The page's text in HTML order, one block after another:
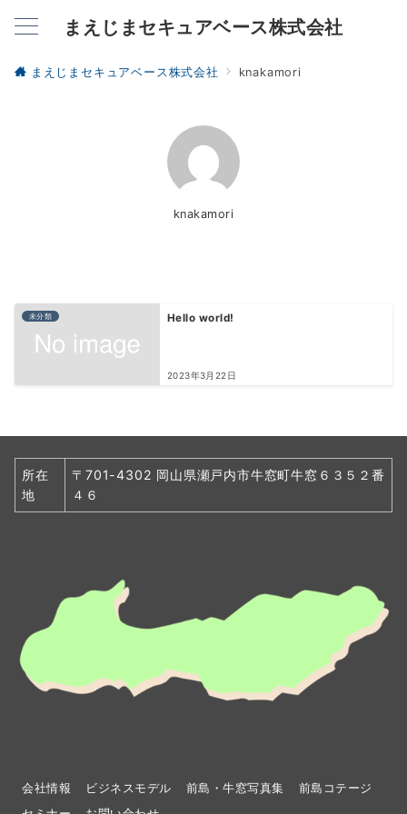
まえじまセキュアベース株式会社
まえじまセキュアベース株式会社 knakamori
knakamori
未分類 Hello world!
2023年3月22日
所在
地
〒701-4302 岡山県瀬戸内市牛窓町牛窓６３５２番
４６
会社情報 ビジネスモデル 前島・牛窓写真集
前島コテージ